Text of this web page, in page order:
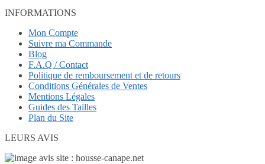
INFORMATIONS
Mon Compte
Suivre ma Commande
Blog
F.A.Q / Contact
Politique de remboursement et de retours
Conditions Générales de Ventes
Mentions Légales
Guides des Tailles
Plan du Site
LEURS AVIS